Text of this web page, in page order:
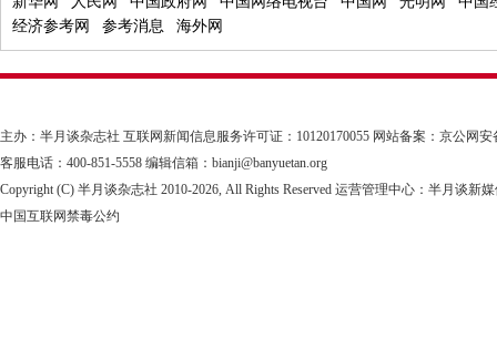
经济参考网
参考消息 海外网
主办：半月谈杂志社 互联网新闻信息服务许可证：10120170055 网站备案：京公网安
客服电话：400-851-5558 编辑信箱：bianji@banyuetan.org
Copyright (C) 半月谈杂志社 2010-2026, All Rights Reserved 运营管理中心：半月谈新
中国互联网禁毒公约